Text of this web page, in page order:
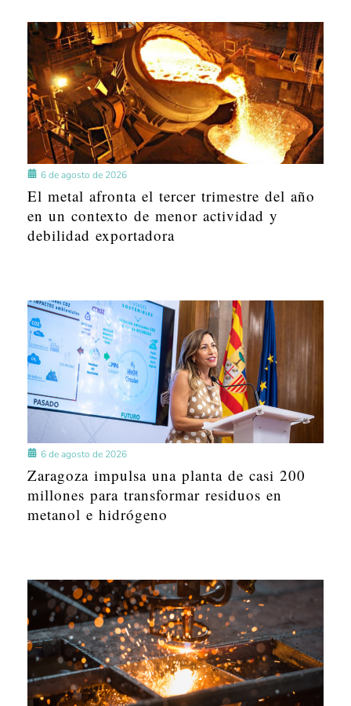
6 de agosto de 2026
El metal afronta el tercer trimestre del año
en un contexto de menor actividad y
debilidad exportadora
6 de agosto de 2026
Zaragoza impulsa una planta de casi 200
millones para transformar residuos en
metanol e hidrógeno